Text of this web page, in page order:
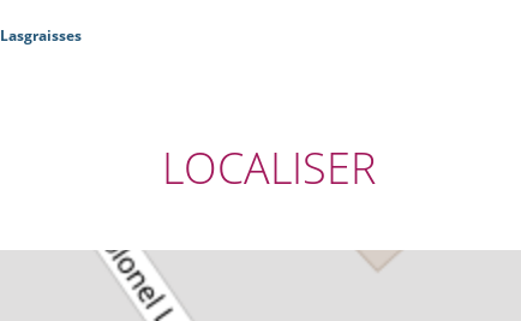
LOCALISER